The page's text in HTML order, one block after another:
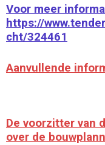
Voor meer
https://
cht/324461
Aanvullende
De voorzitter van
over de